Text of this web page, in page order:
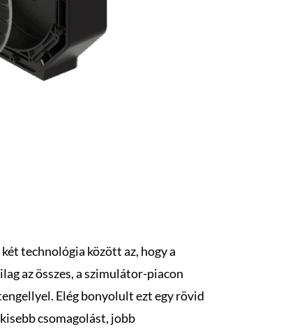
technológia között az, hogy a
az összes, a szimulátor-piacon
Elég bonyolult ezt egy rövid
csomagolást, jobb